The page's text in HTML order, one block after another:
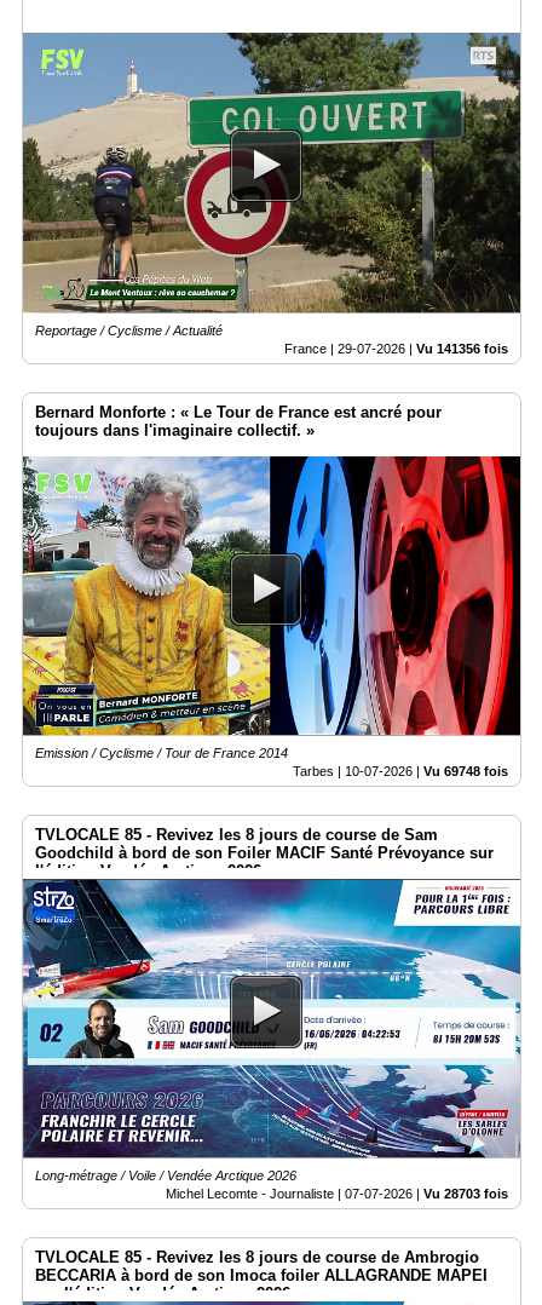
Reportage / Cyclisme / Actualité
France | 29-07-2026 | Vu 141356 fois
Bernard Monforte : « Le Tour de France est ancré pour
toujours dans l'imaginaire collectif. »
Emission / Cyclisme / Tour de France 2014
Tarbes | 10-07-2026 | Vu 69748 fois
TVLOCALE 85 - Revivez les 8 jours de course de Sam
Goodchild à bord de son Foiler MACIF Santé Prévoyance sur
l'édition Vendée Arctique 2026
Long-métrage / Voile / Vendée Arctique 2026
Michel Lecomte - Journaliste | 07-07-2026 Vu 28703 fois
TVLOCALE 85 - Revivez les 8 jours de course de Ambrogio
BECCARIA à bord de son Imoca foiler ALLAGRANDE MAPEI
sur l'édition Vendée Arctique 2026